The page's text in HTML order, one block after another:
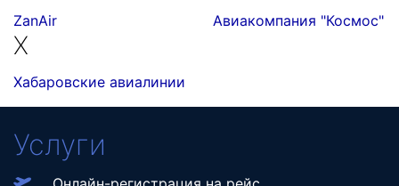
ZanAir Авиакомпания "Космос"
Х
Хабаровские авиалинии
Услуги